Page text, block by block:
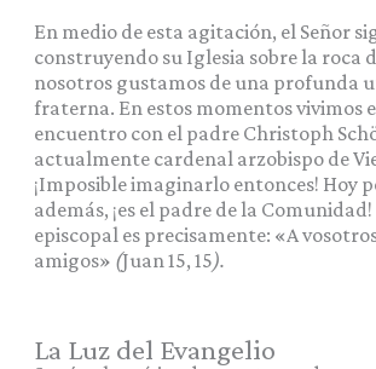
En medio de esta agitación, el Señor
construyendo su Iglesia sobre la roca
nosotros gustamos de una profunda
fraterna. En estos momentos vivimos
encuentro con el padre Christoph
actualmente cardenal arzobispo de
¡Imposible imaginarlo entonces! Hoy
además, ¡es el padre de la Comunidad!
episcopal es precisamente: «A
amigos» (Juan 15, 15).
La Luz del Evangelio